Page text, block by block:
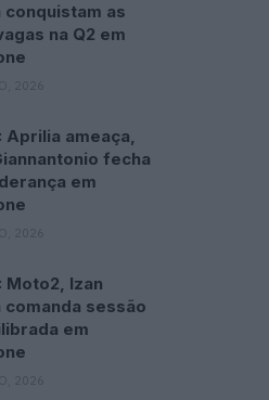
conquistam as
na Q2 em
2026
Aprilia ameaça,
fecha
em
2026
Moto2, Izan
comanda sessão
em
2026